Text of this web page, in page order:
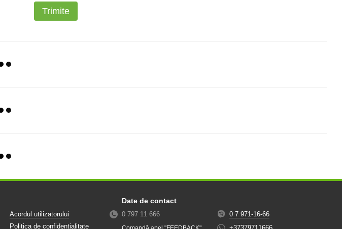
Trimite
Acordul utilizatorului
Politica de confidențialitate
Date de contact
0 797 11 666
0 7 971-16-66